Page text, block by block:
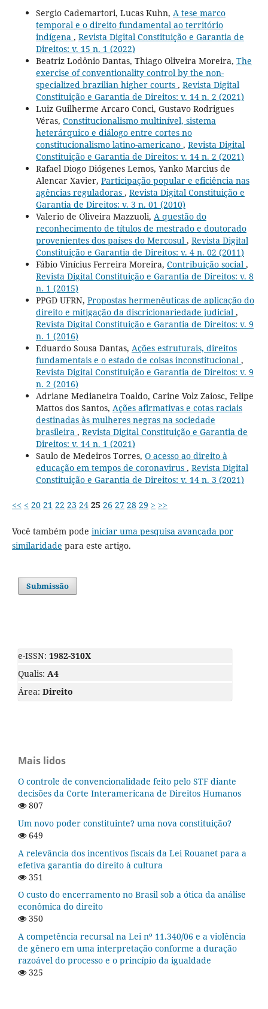
Sergio Cademartori, Lucas Kuhn, A tese marco
temporal e o direito fundamental ao território
indígena , Revista Digital Constituição e Garantia de
Direitos: v. 15 n. 1 (2022)
Beatriz Lodônio Dantas, Thiago Oliveira Moreira, The
exercise of conventionality control by the non-
specialized brazilian higher courts , Revista Digital
Constituição e Garantia de Direitos: v. 14 n. 2 (2021)
Luiz Guilherme Arcaro Conci, Gustavo Rodrigues
Véras, Constitucionalismo multinível, sistema
heterárquico e diálogo entre cortes no
constitucionalismo latino-americano , Revista Digital
Constituição e Garantia de Direitos: v. 14 n. 2 (2021)
Rafael Diogo Diógenes Lemos, Yanko Marcius de
Alencar Xavier, Participação popular e eficiência nas
agências reguladoras , Revista Digital Constituição e
Garantia de Direitos: v. 3 n. 01 (2010)
Valerio de Oliveira Mazzuoli, A questão do
reconhecimento de títulos de mestrado e doutorado
provenientes dos países do Mercosul , Revista Digital
Constituição e Garantia de Direitos: v. 4 n. 02 (2011)
Fábio Vinícius Ferreira Moreira, Contribuição social ,
Revista Digital Constituição e Garantia de Direitos: v. 8
n. 1 (2015)
PPGD UFRN, Propostas hermenêuticas de aplicação do
direito e mitigação da discricionariedade judicial ,
Revista Digital Constituição e Garantia de Direitos: v. 9
n. 1 (2016)
Eduardo Sousa Dantas, Ações estruturais, direitos
fundamentais e o estado de coisas inconstitucional ,
Revista Digital Constituição e Garantia de Direitos: v. 9
n. 2 (2016)
Adriane Medianeira Toaldo, Carine Volz Zaiosc, Felipe
Mattos dos Santos, Ações afirmativas e cotas raciais
destinadas às mulheres negras na sociedade
brasileira , Revista Digital Constituição e Garantia de
Direitos: v. 14 n. 1 (2021)
Saulo de Medeiros Torres, O acesso ao direito à
educação em tempos de coronavirus , Revista Digital
Constituição e Garantia de Direitos: v. 14 n. 3 (2021)
<< < 20 21 22 23 24 25 26 27 28 29 > >>
Você também pode iniciar uma pesquisa avançada por
similaridade para este artigo.
Submissão
e-ISSN: 1982-310X
Qualis: A4
Área: Direito
Mais lidos
O controle de convencionalidade feito pelo STF diante
decisões da Corte Interamericana de Direitos Humanos
807
Um novo poder constituinte? uma nova constituição?
649
A relevância dos incentivos fiscais da Lei Rouanet para a
efetiva garantia do direito à cultura
351
O custo do encerramento no Brasil sob a ótica da análise
econômica do direito
350
A competência recursal na Lei nº 11.340/06 e a violência
de gênero em uma interpretação conforme a duração
razoável do processo e o princípio da igualdade
325